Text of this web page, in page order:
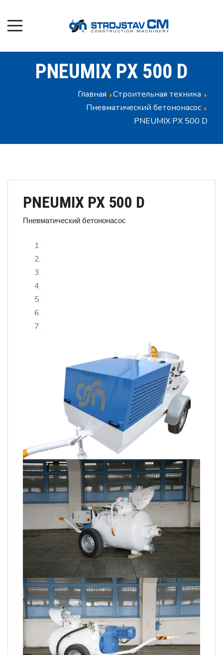
PNEUMIX PX 500 D
Главная
Строительная техника
Пневматический бетононасос
PNEUMIX PX 500 D
PNEUMIX PX 500 D
Пневматический бетононасос